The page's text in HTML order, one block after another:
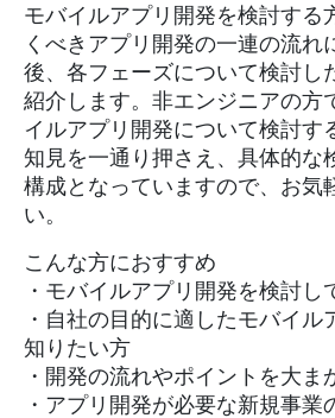
モバイルアプリ開発を検討する
くべきアプリ開発の一連の流れ
後、各フェーズについて検討し
紹介します。非エンジニアの方
イルアプリ開発について検討す
知見を一通り押さえ、具体的な
構成となっていますので、お気
い。
こんな方におすすめ
・モバイルアプリ開発を検討し
・自社の目的に適したモバイル
知りたい方
・開発の流れやポイントを大ま
・アプリ開発が必要な新規事業